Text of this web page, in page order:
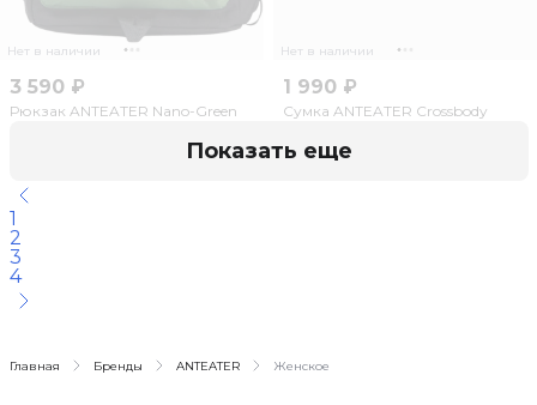
Нет в наличии
3 590 ₽
Рюкзак ANTEATER Nano-Green
Нет в наличии
1 990 ₽
Сумка ANTEATER Crossbody
Показать еще
1
2
3
4
Главная Бренды ANTEATER Женское